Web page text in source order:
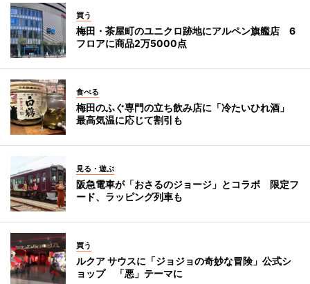
買う
梅田・茶屋町のユニクロ跡地にアルペン旗艦店 6
フロアに商品2万5000点
食べる
梅田のふぐ専門の立ち飲み店に「冷たいひれ酒」
最高気温に応じて割引も
見る・遊ぶ
阪急電車が「おさるのジョージ」とコラボ 限定フ
ード、ラッピング列車も
買う
ルクア サウスに「ジョジョの奇妙な冒険」公式シ
ョップ 「悪」テーマに